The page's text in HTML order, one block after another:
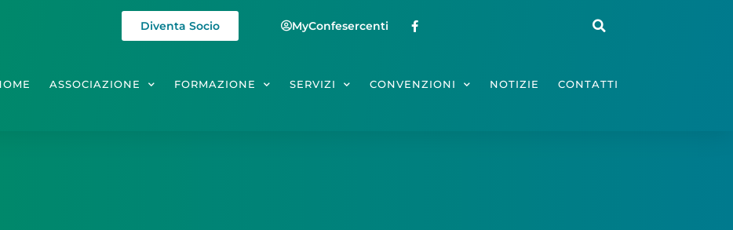
Diventa Socio MyConfesercenti
ASSOCIAZIONE FORMAZIONE SERVIZI CONVENZIONI NOTIZIE CONTATTI